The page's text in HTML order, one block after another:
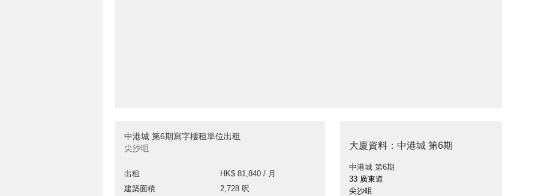
中港城 第6期寫字樓租單位出租
尖沙咀
出租
HK$ 81,840 / 月
建築面積
2,728 呎
大廈資料：中港城 第6期
中港城 第6期
33 廣東道
尖沙咀